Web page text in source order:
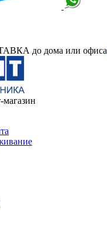
до дома или офиса